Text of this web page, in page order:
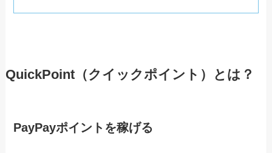
QuickPoint（クイックポイント）とは？
PayPayポイントを稼げる